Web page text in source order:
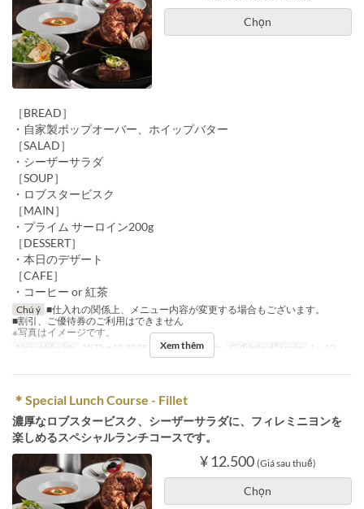
Chọn
［BREAD］
・自家製ポップオーバー、ホイップバター
［SALAD］
・シーザーサラダ
［SOUP］
・ロブスタービスク
［MAIN］
・プライム サーロイン200g
［DESSERT］
・本日のデザート
［CAFE］
・コーヒー or 紅茶
Chú ý ■仕入れの関係上、メニュー内容が変更する場合もございます。
■割引、ご優待券のご利用はできません
※写真はイメージです。
Ngày Hiệu lực
15 Thg 12 2025 ~ Bữa Bữa trưa Giới hạn dặt món 1 ~ 10
Xem thêm
＊Special Lunch Course - Fillet
濃厚なロブスタービスク、シーザーサラダに、フィレミニヨンを
楽しめるスペシャルランチコースです。
¥ 12.500 (Giá sau thuế)
Chọn